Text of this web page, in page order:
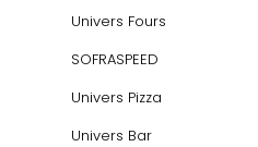
Univers Fours
SOFRASPEED
Univers Pizza
Univers Bar